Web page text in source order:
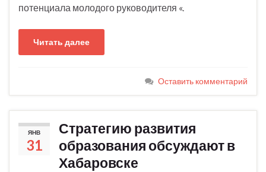
потенциала молодого руководителя «.
Читать далее
Оставить комментарий
ЯНВ
31
Стратегию развития
образования обсуждают в
Хабаровске